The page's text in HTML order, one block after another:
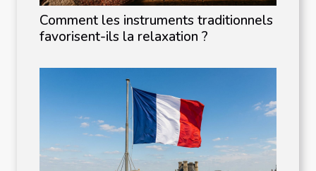
Comment les instruments traditionnels
favorisent-ils la relaxation ?